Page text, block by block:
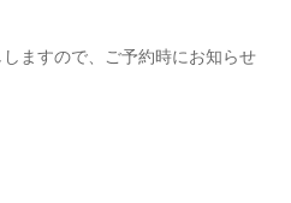
しますので、ご予約時にお知らせ